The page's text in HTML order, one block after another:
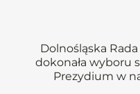
Dolnośląska
dokonała wyboru
Prezydium w